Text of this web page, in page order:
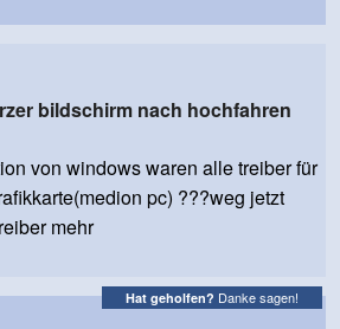
bildschirm nach hochfahren
von windows waren alle treiber für
pc) ???weg jetzt
mehr
Hat geholfen? Danke sagen!